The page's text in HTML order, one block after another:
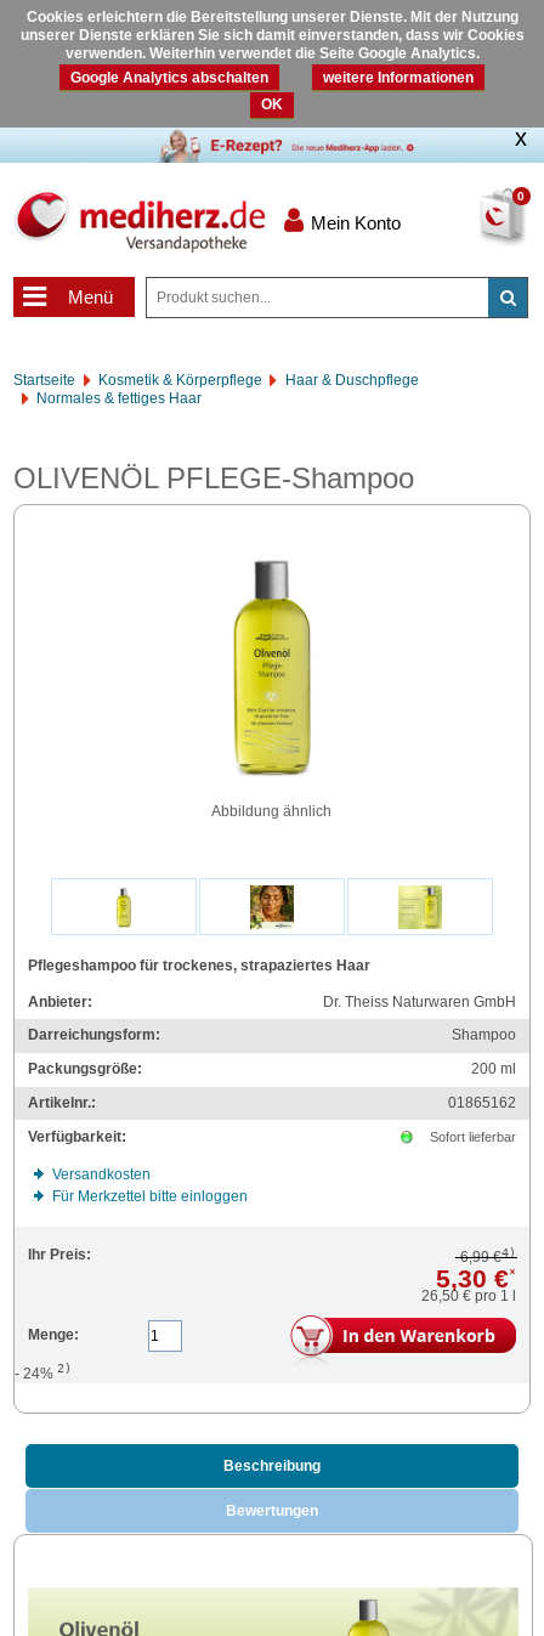
Cookies erleichtern die Bereitstellung unserer Dienste. Mit der Nutzung
unserer Dienste erklären Sie sich damit einverstanden, dass wir Cookies
verwenden. Weiterhin verwendet die Seite Google Analytics.
Google Analytics abschalten
weitere Informationen
OK
0
Mein Konto
Menü
Startseite Kosmetik & Körperpflege
Haar & Duschpflege
Normales & fettiges Haar
OLIVENÖL PFLEGE-Shampoo
Abbildung ähnlich
Pflegeshampoo für trockenes, strapaziertes Haar
Anbieter:
Dr. Theiss Naturwaren GmbH
Darreichungsform:
Shampoo
Packungsgröße:
200ml
Artikelnr.:
01865162
Verfügbarkeit:
Sofort lieferbar
Versandkosten
Für Merkzettel bitte einloggen
Ihr Preis: 6,99 €4)
5,30 €*
26,50 € pro 1 l
Menge:
- 24%2)
Beschreibung
Bewertungen